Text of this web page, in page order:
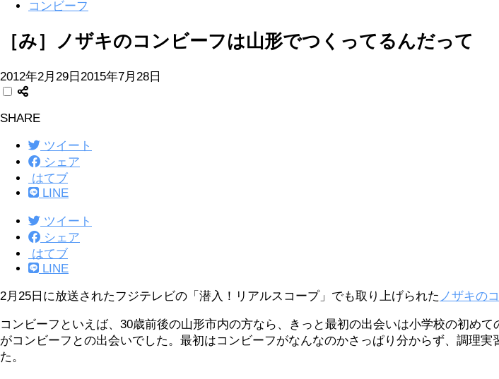
コンビーフ
［み］ノザキのコンビーフは山形でつくってるんだって
2012年2月29日 2015年7月28日
SHARE
ツイート
シェア
はてブ
LINE
ツイート
シェア
はてブ
LINE
2月25日に放送されたフジテレビの「潜入！リアルスコープ」でも取り上げられた ノザキの
コンビーフといえば、30歳前後の山形市内の方なら、きっと最初の出会いは小学校の初め
がコンビーフとの出会いでした。最初はコンビーフがなんなのかさっぱり分からず、調理
た。